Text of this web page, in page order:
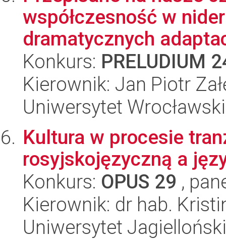
współczesność w
dramatycznych
Konkurs: PRELUDIUM
Kierownik: Jan Piotr
Uniwersytet Wrocławski
Kultura w procesie
rosyjskojęzyczną a
Konkurs: OPUS 29 ,
Kierownik: dr hab.
Uniwersytet Jagielloński